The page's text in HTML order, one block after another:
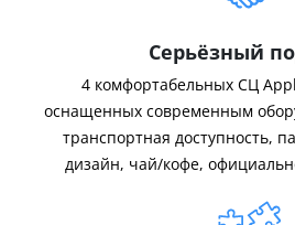
Серьёзный
4 комфортабельных СЦ
оснащенных современным
транспортная доступность,
дизайн, чай/кофе,